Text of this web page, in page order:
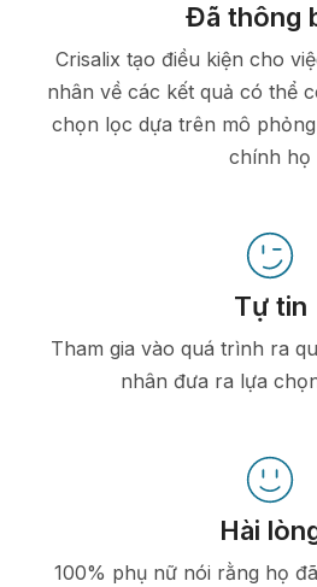
Đã thông
Crisalix tạo điều kiện cho
nhân về các kết quả có thể
chọn lọc dựa trên mô
chính họ
Tự tin
Tham gia vào quá trình ra
nhân đưa ra lựa
Hài
100% phụ nữ nói rằng họ